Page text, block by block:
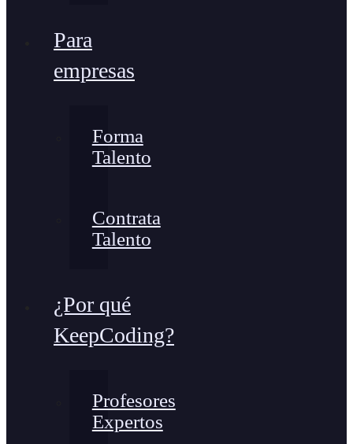
Para
empresas
Forma
Talento
Contrata
Talento
¿Por qué
KeepCoding?
Profesores
Expertos